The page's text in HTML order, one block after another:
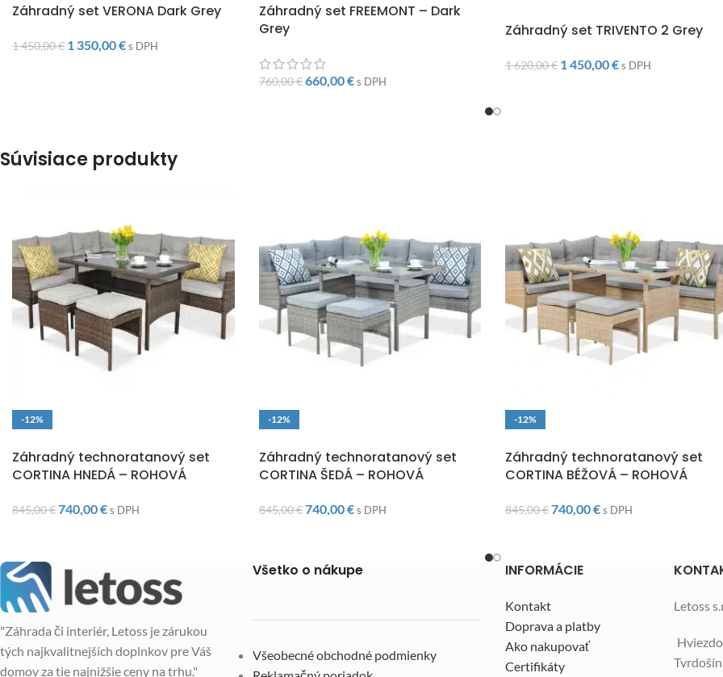
Záhradný set VERONA Dark Grey
1 450,00€ 1 350,00€s DPH
Záhradný set FREEMONT – Dark
Grey
760,00€ 660,00€ s DPH
Záhradný set TRIVENTO 2 Grey
1 620,00€ 1 450,00€s DPH
Súvisiace produkty
-12%
Záhradný technoratanový set
CORTINA HNEDÁ – ROHOVÁ
845,00€740,00€s DPH
-12%
Záhradný technoratanový set
CORTINA ŠEDÁ – ROHOVÁ
845,00€ 740,00€ s DPH
-12%
Záhradný technoratanový set
CORTINA BÉŽOVÁ – ROHOVÁ
845,00€740,00€s DPH
"Záhrada či interiér, Letoss je zárukou
tých najkvalitnejších doplnkov pre Váš
domov za tie najnižšie ceny na trhu."
Všetko o nákupe
Všeobecné obchodné podmienky
INFORMÁCIE
Kontakt
Doprava a platby
Ako nakupovať
Certifikáty
Letoss